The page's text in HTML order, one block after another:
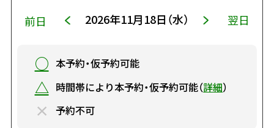
前日 2026年11月18日（水） 翌日
○ 本予約・仮予約可能
△ 時間帯により本予約・仮予約可能（詳細）
× 予約不可